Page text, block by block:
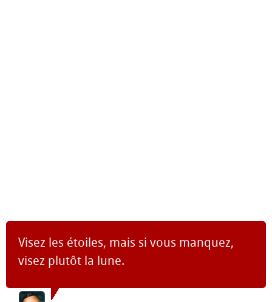
Visez les étoiles, mais si vous manquez,
visez plutôt la lune.